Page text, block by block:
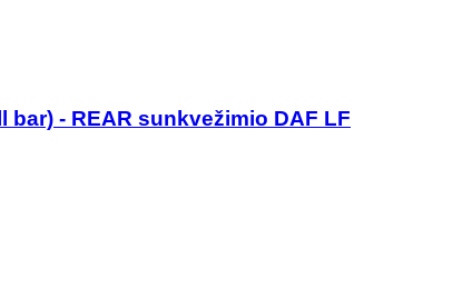
- REAR sunkvežimio DAF LF